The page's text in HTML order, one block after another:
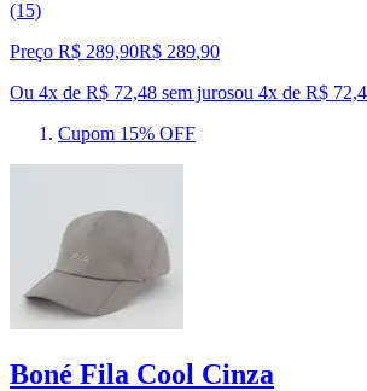
(15)
Preço R$ 289,90R$ 289,90
Ou 4x de R$ 72,48 sem jurosou 4x de R$
Cupom 15% OFF
Boné Fila Cool Cinza